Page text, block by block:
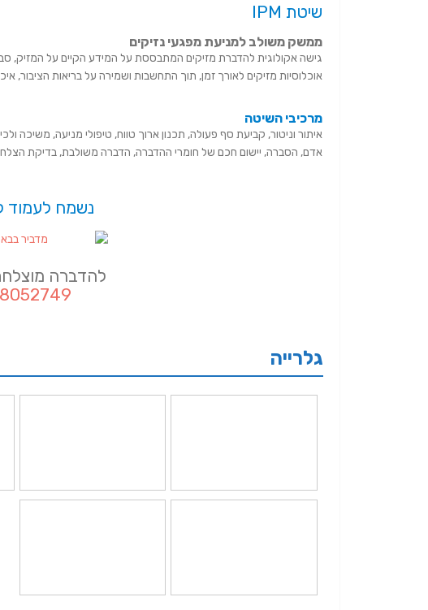
שיטת IPM
ממשק משולב למניעת מפגעי נזיקים
גישה אקולוגית להדברת מזיקים המתבססת על המידע הקיים על המזיק,
אוכלוסיות מזיקים לאורך זמן, תוך התחשבות ושמירה על בריאות הציבור,
מרכיבי השיטה
איתור וניטור, קביעת סף פעולה, תכנון ארוך טווח, טיפולי מניעה, משיכה
אדם, הסברה, יישום חכם של חומרי ההדברה, הדברה משולבת, בדיקת
נשמח לעמוד
להדברה
גלרייה